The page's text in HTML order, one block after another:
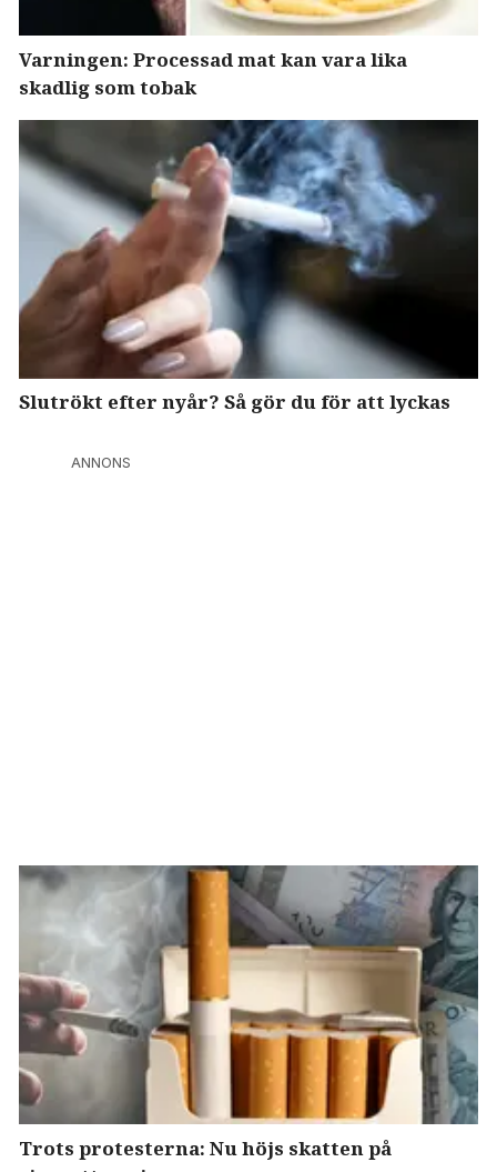
Varningen: Processad mat kan vara lika
skadlig som tobak
Slutrökt efter nyår? Så gör du för att lyckas
ANNONS
Trots protesterna: Nu höjs skatten på